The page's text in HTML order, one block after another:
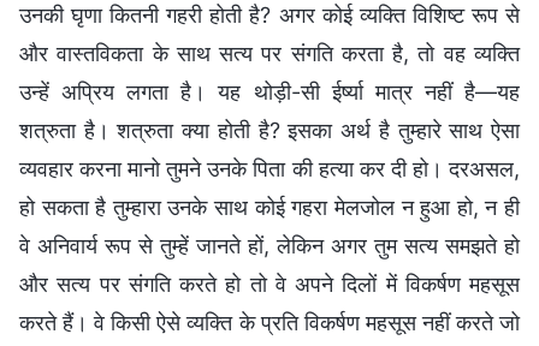
उनकी घृणा कितनी गहरी होती है? अगर कोई व्यक्ति विशिष्ट रूप से
और वास्तविकता के साथ सत्य पर संगति करता है, तो वह व्यक्ति
उन्हें अप्रिय लगता है। यह थोड़ी-सी ईर्ष्या मात्र नहीं है—यह
शत्रुता है। शत्रुता क्या होती है? इसका अर्थ है तुम्हारे साथ ऐसा
व्यवहार करना मानो तुमने उनके पिता की हत्या कर दी हो। दरअसल,
हो सकता है तुम्हारा उनके साथ कोई गहरा मेलजोल न हुआ हो, न ही
वे अनिवार्य रूप से तुम्हें जानते हों, लेकिन अगर तुम सत्य समझते हो
और सत्य पर संगति करते हो तो वे अपने दिलों में विकर्षण महसूस
करते हैं। वे किसी ऐसे व्यक्ति के प्रति विकर्षण महसूस नहीं करते जो